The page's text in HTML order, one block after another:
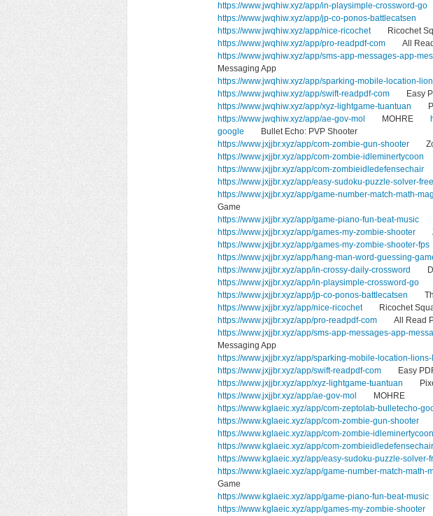
https://www.jwqhiw.xyz/app/in-playsimple-crossword-go
https://www.jwqhiw.xyz/app/jp-co-ponos-battlecatsen
https://www.jwqhiw.xyz/app/nice-ricochetRicochet
https://www.jwqhiw.xyz/app/pro-readpdf-com All
https://www.jwqhiw.xyz/app/sms-app-messages-app-
Messaging App
https://www.jwqhiw.xyz/app/sparking-mobile-location-
https://www.jwqhiw.xyz/app/swift-readpdf-com Easy
https://www.jwqhiw.xyz/app/xyz-lightgame-tuantuan
https://www.jwqhiw.xyz/app/ae-gov-mol
MOHRE
google Bullet Echo: PVP Shooter
https://www.jxjjbr.xyz/app/com-zombie-gun-shooter
https://www.jxjjbr.xyz/app/com-zombie-idleminertycoon
https://www.jxjjbr.xyz/app/com-zombieidledefensechair
https://www.jxjjbr.xyz/app/easy-sudoku-puzzle-solver-free
https://www.jxjjbr.xyz/app/game-number-match-math-
Game
https://www.jxjjbr.xyz/app/game-piano-fun-beat-music
https://www.jxjjbr.xyz/app/games-my-zombie-shooter
https://www.jxjjbr.xyz/app/games-my-zombie-shooter-fps
https://www.jxjjbr.xyz/app/hang-man-word-guessing-
https://www.jxjjbr.xyz/app/in-crossy-daily-crossword
https://www.jxjjbr.xyz/app/in-playsimple-crossword-go
https://www.jxjjbr.xyz/app/jp-co-ponos-battlecatsen
https://www.jxjjbr.xyz/app/nice-ricochetRicochet
https://www.jxjjbr.xyz/app/pro-readpdf-com All Read
https://www.jxjjbr.xyz/app/sms-app-messages-app-
Messaging App
https://www.jxjjbr.xyz/app/sparking-mobile-location-
https://www.jxjjbr.xyz/app/swift-readpdf-com Easy
https://www.jxjjbr.xyz/app/xyz-lightgame-tuantuan
https://www.jxjjbr.xyz/app/ae-gov-mol
MOHRE
https://www.kglaeic.xyz/app/com-zeptolab-bulletecho-
https://www.kglaeic.xyz/app/com-zombie-gun-shooter
https://www.kglaeic.xyz/app/com-zombie-idleminertycoon
https://www.kglaeic.xyz/app/com-zombieidledefensechair
https://www.kglaeic.xyz/app/easy-sudoku-puzzle-solver-
https://www.kglaeic.xyz/app/game-number-match-math-
Game
https://www.kglaeic.xyz/app/game-piano-fun-beat-music
https://www.kglaeic.xyz/app/games-my-zombie-shooter